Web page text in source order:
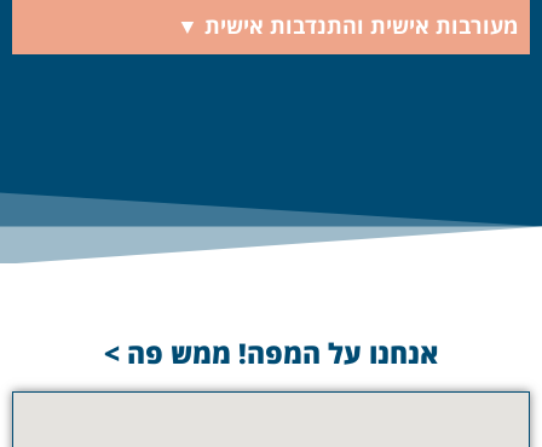
מעורבות אישית והתנדבות אישית ▼
אנחנו על המפה! ממש פה >